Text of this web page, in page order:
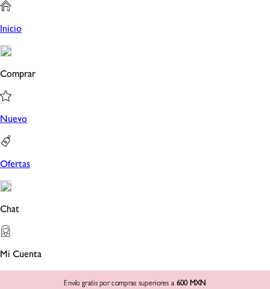
Inicio
Comprar
Nuevo
Ofertas
Chat
Mi Cuenta
Envío gratis por compras superiores a 600 MXN